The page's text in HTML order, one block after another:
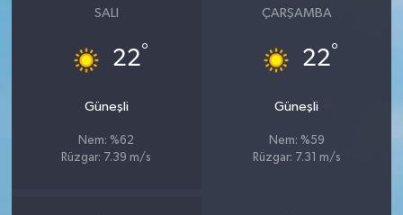
SALI
22°
Güneşli
Nem: %62
Rüzgar: 7.39 m/s
ÇARŞAMBA
22°
Güneşli
Nem: %59
Rüzgar: 7.31 m/s